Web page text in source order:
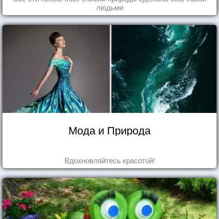
людьми
Мода и Природа
Вдохновляйтесь красотой!